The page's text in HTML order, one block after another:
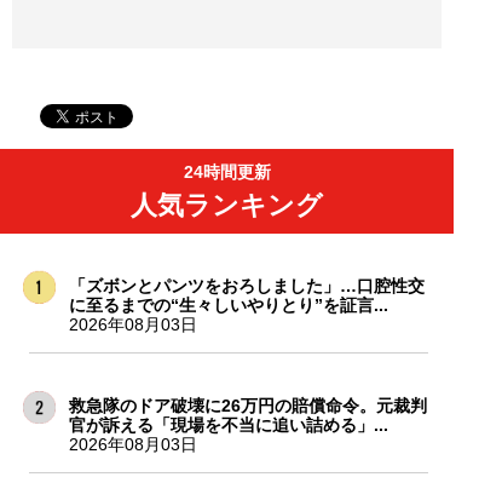
24時間更新
人気ランキング
「ズボンとパンツをおろしました」…口腔性交
に至るまでの“生々しいやりとり”を証言...
2026年08月03日
救急隊のドア破壊に26万円の賠償命令。元裁判
官が訴える「現場を不当に追い詰める」...
2026年08月03日